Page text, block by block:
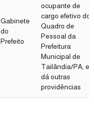
Gabinete
do
Prefeito
ocupante de
cargo efetivo do
Quadro de
Pessoal da
Prefeitura
Municipal de
Tailândia/PA, e
dá outras
providências